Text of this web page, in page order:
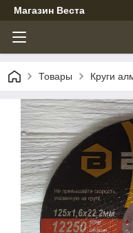
Магазин Веста
Товары Круги